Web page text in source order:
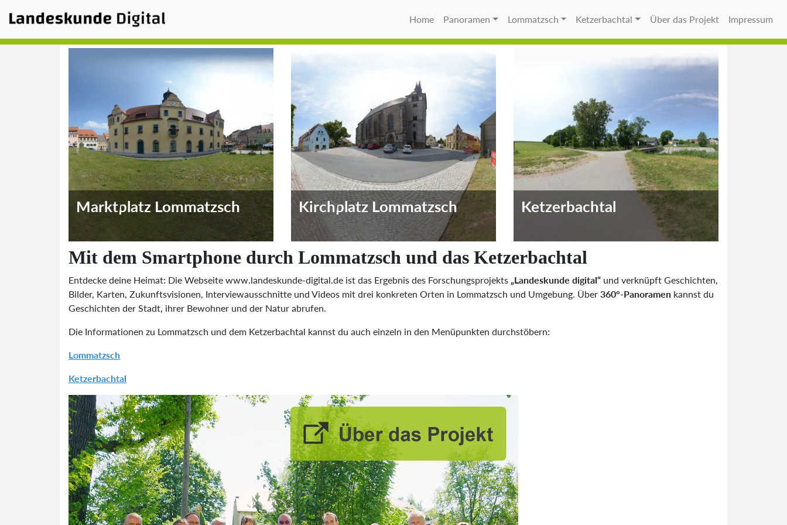
Home Panoramen Lommatzsch Ketzerbachtal Über das Projekt Impressum
Marktplatz Lommatzsch Kirchplatz Lommatzsch Ketzerbachtal
Mit dem Smartphone durch Lommatzsch und das Ketzerbachtal
Entdecke deine Heimat: Die Webseite www.landeskunde-digital.de ist das Ergebnis des Forschungsprojekts „Landeskunde digital“ und verknüpft Geschichten,
Bilder, Karten, Zukunftsvisionen, Interviewausschnitte und Videos mit drei konkreten Orten in Lommatzsch und Umgebung. Über 360°-Panoramen kannst du
Geschichten der Stadt, ihrer Bewohner und der Natur abrufen.
Die Informationen zu Lommatzsch und dem Ketzerbachtal kannst du auch einzeln in den Menüpunkten durchstöbern:
Lommatzsch
Ketzerbachtal